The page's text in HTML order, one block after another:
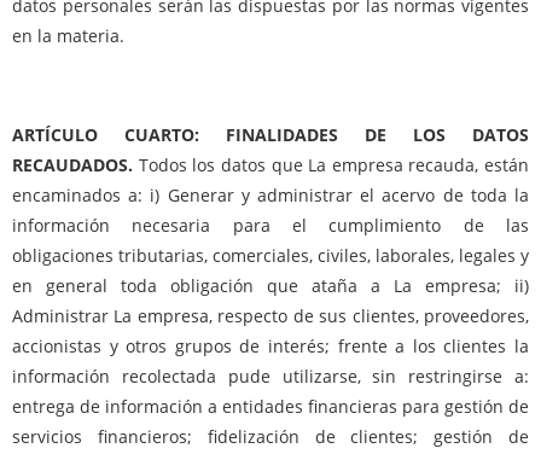
datos personales serán las dispuestas por las normas vigentes
en la materia.
ARTÍCULO CUARTO: FINALIDADES DE LOS DATOS
RECAUDADOS. Todos los datos que La empresa recauda, están
encaminados a: i) Generar y administrar el acervo de toda la
información necesaria para el cumplimiento de las
obligaciones tributarias, comerciales, civiles, laborales, legales y
en general toda obligación que ataña a La empresa; ii)
Administrar La empresa, respecto de sus clientes, proveedores,
accionistas y otros grupos de interés; frente a los clientes la
información recolectada pude utilizarse, sin restringirse a:
entrega de información a entidades financieras para gestión de
servicios financieros; fidelización de clientes; gestión de